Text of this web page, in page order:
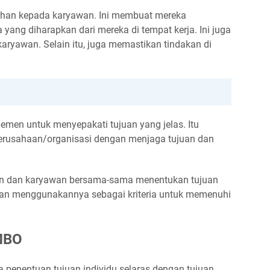
kepada karyawan. Ini membuat mereka
diharapkan dari mereka di tempat kerja. Ini juga
Selain itu, juga memastikan tindakan di
untuk menyepakati tujuan yang jelas. Itu
organisasi dengan menjaga tujuan dan
dan karyawan bersama-sama menentukan tujuan
menggunakannya sebagai kriteria untuk memenuhi